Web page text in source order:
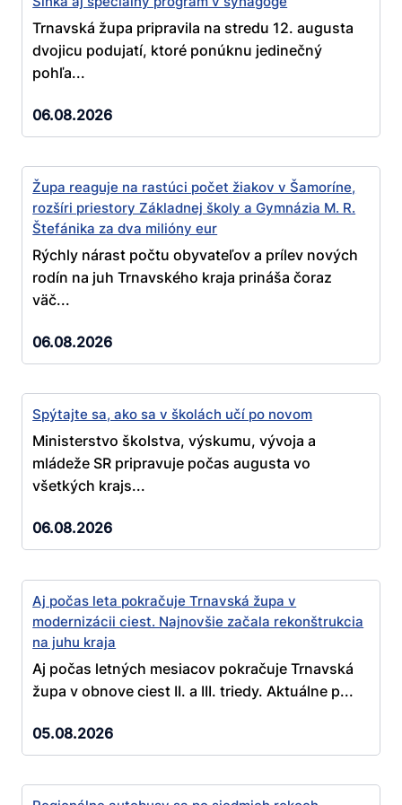
Trnavská župa pripravila na stredu 12. augusta
dvojicu podujatí, ktoré ponúknu jedinečný
pohľa...
06.08.2026
Župa reaguje na rastúci počet žiakov v Šamoríne,
rozšíri priestory Základnej školy a Gymnázia M. R.
Štefánika za dva milióny eur
Rýchly nárast počtu obyvateľov a prílev nových
rodín na juh Trnavského kraja prináša čoraz
väč...
06.08.2026
Spýtajte sa, ako sa v školách učí po novom
Ministerstvo školstva, výskumu, vývoja a
mládeže SR pripravuje počas augusta vo
všetkých krajs...
06.08.2026
Aj počas leta pokračuje Trnavská župa v
modernizácii ciest. Najnovšie začala rekonštrukcia
na juhu kraja
Aj počas letných mesiacov pokračuje Trnavská
župa v obnove ciest II. a III. triedy. Aktuálne p...
05.08.2026